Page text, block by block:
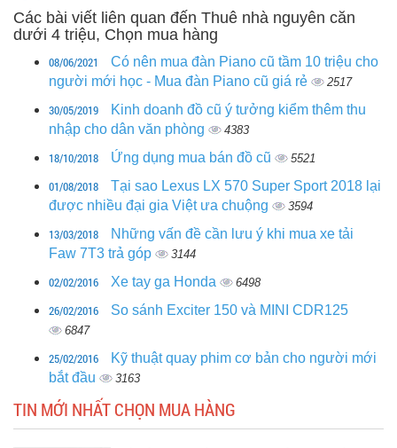
Các bài viết liên quan đến Thuê nhà nguyên căn
dưới 4 triệu, Chọn mua hàng
08/06/2021
Có nên mua đàn Piano cũ tầm 10 triệu cho
người mới học - Mua đàn Piano cũ giá rẻ
2517
30/05/2019
Kinh doanh đồ cũ ý tưởng kiểm thêm thu
nhập cho dân văn phòng
4383
18/10/2018 Ứng dụng mua bán đồ cũ 5521
01/08/2018
Tại sao Lexus LX 570 Super Sport 2018 lại
được nhiều đại gia Việt ưa chuộng
3594
13/03/2018
Những vấn đề cần lưu ý khi mua xe tải
Faw 7T3 trả góp
3144
02/02/2016 Xe tay ga Honda 6498
26/02/2016 So sánh Exciter 150 và MINI CDR125
6847
25/02/2016
Kỹ thuật quay phim cơ bản cho người mới
bắt đầu
3163
TIN MỚI NHẤT CHỌN MUA HÀNG